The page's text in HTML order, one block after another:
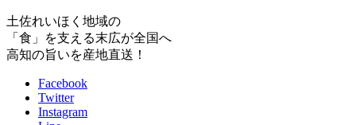
土佐れいほく地域の
「食」を支える末広が全国へ
高知の旨いを産地直送！
Facebook
Twitter
Instagram